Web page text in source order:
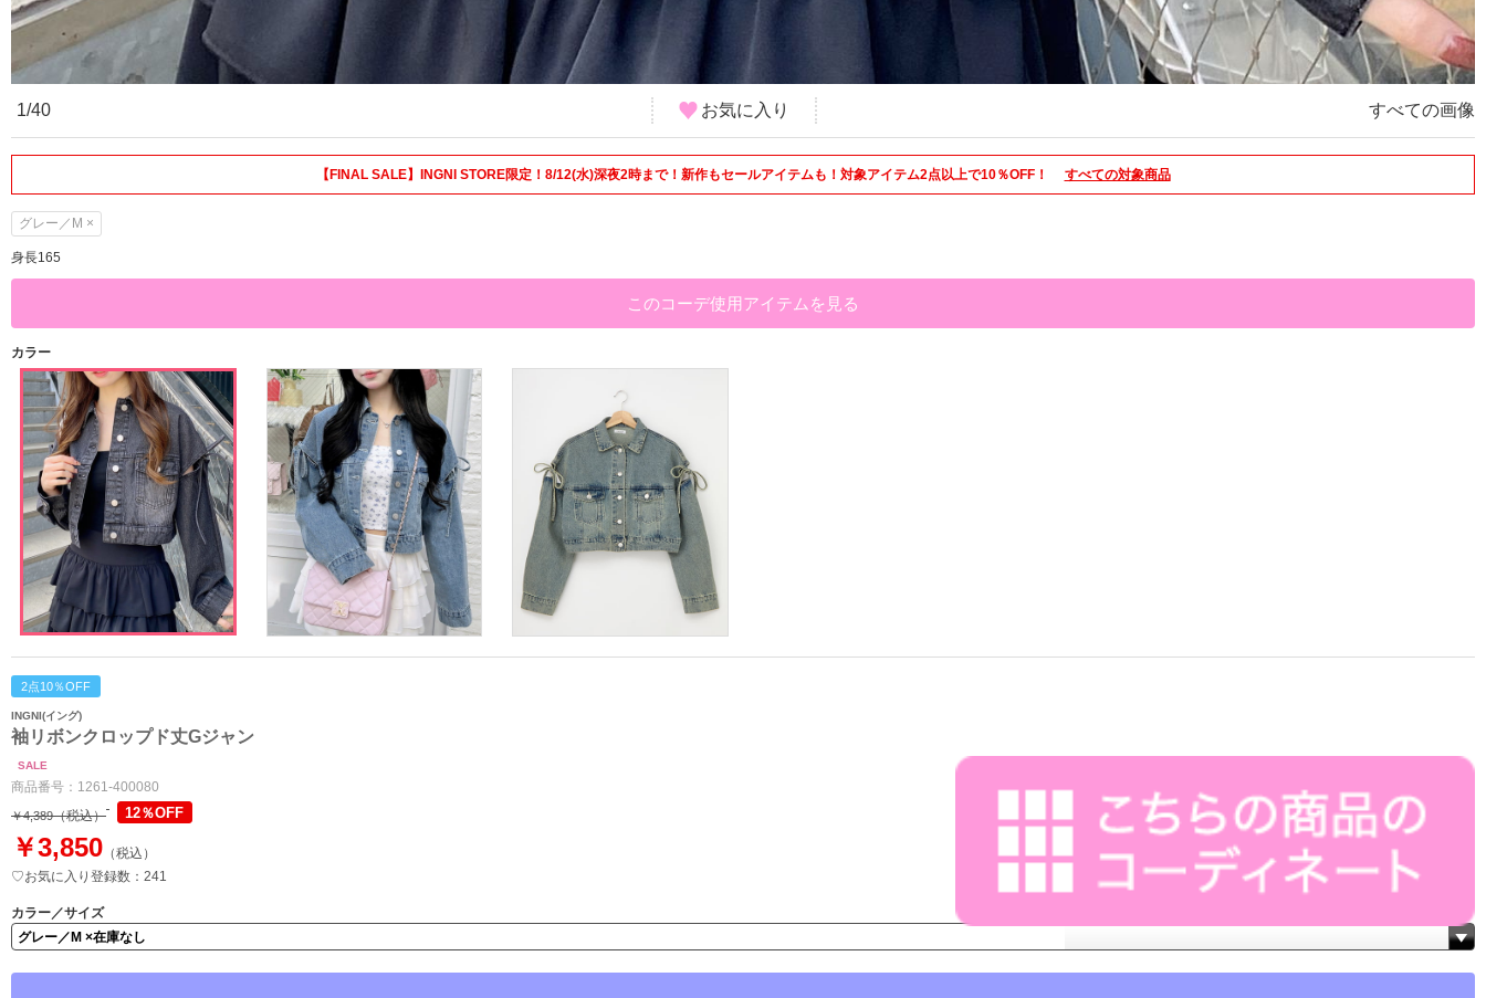
1/40 お気に入り すべての画像
【FINAL SALE】INGNI STORE限定！8/12(水)深夜2時まで！新作もセールアイテムも！対象アイテム2点以上で10％OFF！ すべての対象商品
グレー／M ×
身長165
このコーデ使用アイテムを見る
カラー
2点10％OFF
INGNI(イング)
袖リボンクロップド丈Gジャン
SALE
商品番号： 1261-400080
￥4,389（税込） 12％OFF
￥3,850 （税込）
♡お気に入り登録数：241
カラー／サイズ